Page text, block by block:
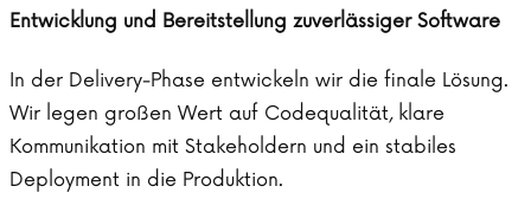
Entwicklung und Bereitstellung zuverlässiger Software
In der Delivery-Phase entwickeln wir die finale Lösung.
Wir legen großen Wert auf Codequalität, klare
Kommunikation mit Stakeholdern und ein stabiles
Deployment in die Produktion.